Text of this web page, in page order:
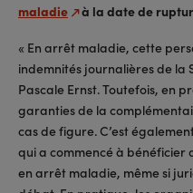
maladie à la date de
« En arrêt maladie, cette
indemnités journalières de la
Pascale Ernst. Toutefois, en
garanties de la
cas de figure. C’est
qui a commencé à
en arrêt maladie, même si